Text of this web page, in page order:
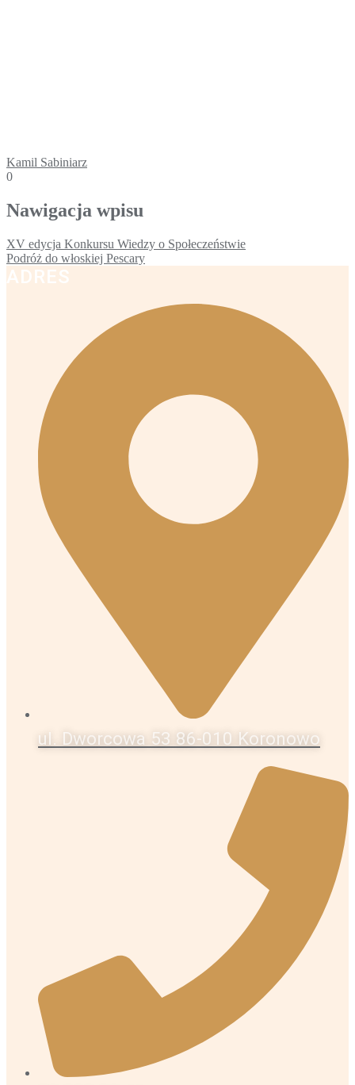
Kamil Sabiniarz
0
Nawigacja wpisu
XV edycja Konkursu Wiedzy o Społeczeństwie
Podróż do włoskiej Pescary
ADRES
ul. Dworcowa 53 86-010 Koronowo